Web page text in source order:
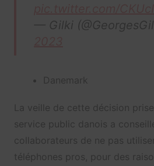
— Gilki
Danemark
La veille de cette décision
service public danois a
collaborateurs de ne pas
téléphones pros, pour des